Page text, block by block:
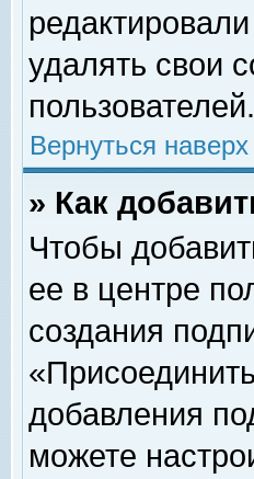
удалять свои
пользователей.
Вернуться наверх
» Как
Чтобы
ее в центре
создания
добавления
можете